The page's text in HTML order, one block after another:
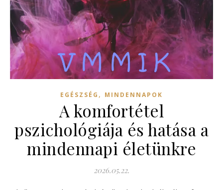
EGÉSZSÉG , MINDENNAPOK
A komfortétel
pszichológiája és hatása a
mindennapi életünkre
2026.05.22.